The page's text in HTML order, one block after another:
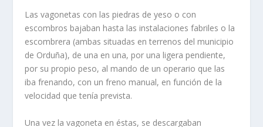
Las vagonetas con las piedras de yeso o con
escombros bajaban hasta las instalaciones fabriles o la
escombrera (ambas situadas en terrenos del municipio
de Orduña), de una en una, por una ligera pendiente,
por su propio peso, al mando de un operario que las
iba frenando, con un freno manual, en función de la
velocidad que tenía prevista.
Una vez la vagoneta en éstas, se descargaban